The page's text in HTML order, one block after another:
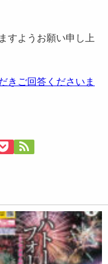
すようお願い申し上
きご回答くださいま